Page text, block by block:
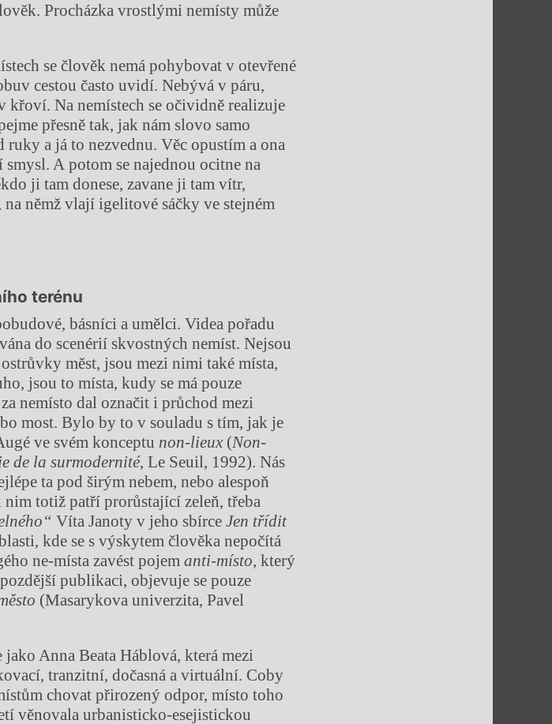
Procházka vrostlými nemísty může
se člověk nemá pohybovat v otevřené
cestou často uvidí. Nebývá v páru,
křoví. Na nemístech se očividně realizuje
přesně tak, jak nám slovo samo
a já to nezvednu. Věc opustím a ona
A potom se najednou ocitne na
ji tam donese, zavane ji tam vítr,
němž vlají igelitové sáčky ve stejném
terénu
básníci a umělci. Videa pořadu
do scenérií skvostných nemíst. Nejsou
měst, jsou mezi nimi také místa,
jsou to místa, kudy se má pouze
nemísto dal označit i průchod mezi
most. Bylo by to v souladu s tím, jak je
ve svém konceptu non-lieux (Non-
de la surmodernité, Le Seuil, 1992). Nás
ta pod širým nebem, nebo alespoň
totiž patří prorůstající zeleň, třeba
Víta Janoty v jeho sbírceJen třídit
kde se s výskytem člověka nepočítá
ne-místa zavést pojemanti-místo, který
publikaci, objevuje se pouze
(Masarykova univerzita, Pavel
Anna Beata Háblová, která mezi
tranzitní, dočasná a virtuální. Coby
chovat přirozený odpor, místo toho
věnovala urbanisticko-esejistickou